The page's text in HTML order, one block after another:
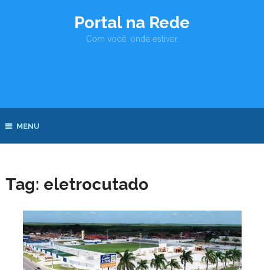
Portal na Rede
Com você, onde estiver.
MENU
Tag: eletrocutado